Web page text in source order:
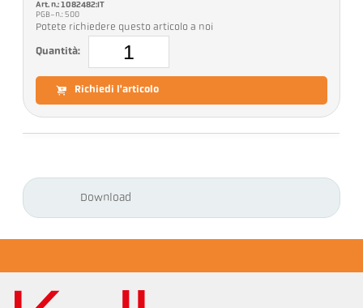
Art. n.: 1082482:IT
PGB-n.: 500
Potete richiedere questo articolo a noi
Quantità:
Richiedi l'articolo
Download